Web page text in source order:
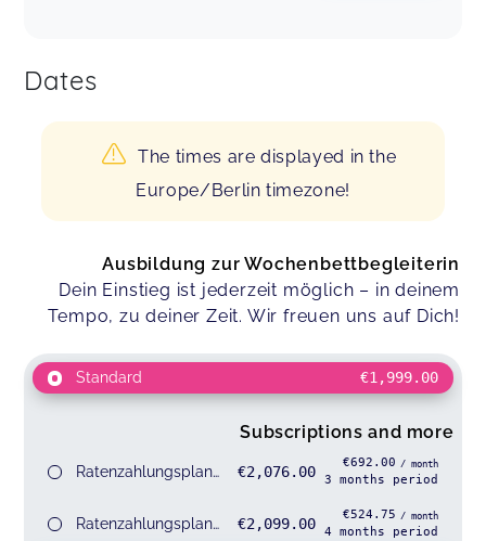
Dates
The times are displayed in the
Europe/Berlin timezone!
Ausbildung zur Wochenbettbegleiterin
Dein Einstieg ist jederzeit möglich – in deinem
Tempo, zu deiner Zeit. Wir freuen uns auf Dich!
Standard €1,999.00
Subscriptions and more
Ratenzahlungsplan Ausbildung zur
€2,076.00 €692.00 / month
3months period
Ratenzahlungsplan zur Ausbildung zur
€2,099.00 €524.75 / month
4months period